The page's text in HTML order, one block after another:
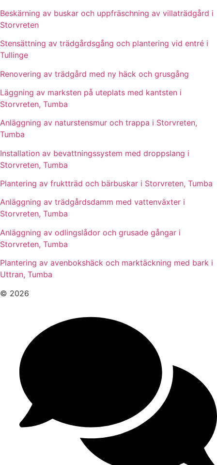
Beskärning av buskar och uppfräschning av villaträdgård i
Storvreten
Stensättning av trädgårdsgång och plantering vid entré i
Tullinge
Renovering av trädgård med ny häck och grusgång
Läggning av marksten på uteplats med kantsten i
Storvreten, Tumba
Anläggning av naturstensmur och trappa i Storvreten,
Tumba
Installation av bevattningssystem med droppslang i
Storvreten, Tumba
Plantering av fruktträd och bärbuskar i Storvreten, Tumba
Anläggning av trädgårdsdamm med vattenväxter i
Storvreten, Tumba
Anläggning av odlingslådor och grusade gångar i
Storvreten, Tumba
Plantering av avenbokshäck och marktäckning med bark i
Uttran, Tumba
© 2026